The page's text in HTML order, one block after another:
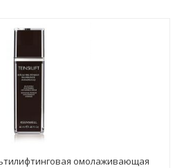
омолаживающая